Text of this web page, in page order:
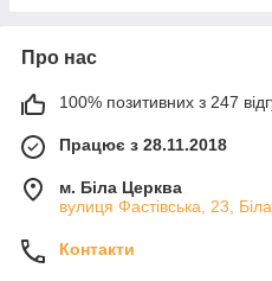
Про нас
100% позитивних з 247
Працює з 28.11.2018
м. Біла Церква
вулиця Фастівська, 23,
Контакти